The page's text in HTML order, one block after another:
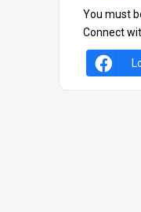
You must
Connect